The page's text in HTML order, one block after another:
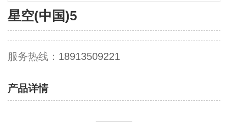
星空(中国)5
服务热线： 18913509221
产品详情